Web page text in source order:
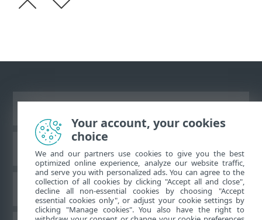
ESET teadmistebaas
ESET-i foorum
Your account, your cookies
choice
We and our partners use cookies to give you the best
optimized online experience, analyze our website traffic,
and serve you with personalized ads. You can agree to the
collection of all cookies by clicking "Accept all and close",
decline all non-essential cookies by choosing "Accept
essential cookies only", or adjust your cookie settings by
clicking "Manage cookies". You also have the right to